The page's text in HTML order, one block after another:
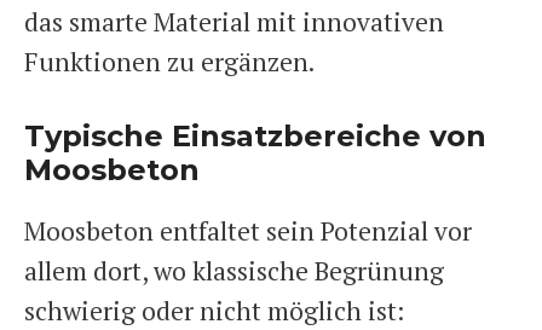
das smarte Material mit innovativen
Funktionen zu ergänzen.
Typische Einsatzbereiche von
Moosbeton
Moosbeton entfaltet sein Potenzial vor
allem dort, wo klassische Begrünung
schwierig oder nicht möglich ist: